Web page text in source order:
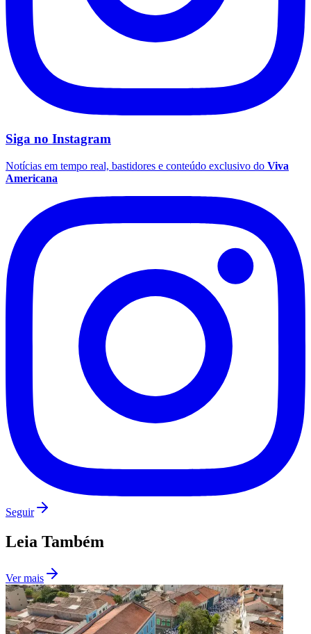
Flamengo
Fluminense
Siga no Instagram
Notícias em tempo real, bastidores e conteúdo exclusivo do Viva
Americana
Seguir
Leia Também
Ver mais